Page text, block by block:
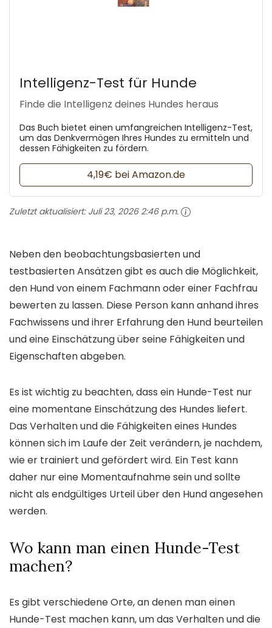
Intelligenz-Test für Hunde
Finde die Intelligenz deines Hundes heraus
Das Buch bietet einen umfangreichen Intelligenz-Test,
um das Denkvermögen Ihres Hundes zu ermitteln und
dessen Fähigkeiten zu fördern.
4,19€ bei Amazon.de
Zuletzt aktualisiert: Juli 23, 2026 2:46 p.m.
Neben den beobachtungsbasierten und
testbasierten Ansätzen gibt es auch die Möglichkeit,
den Hund von einem Fachmann oder einer Fachfrau
bewerten zu lassen. Diese Person kann anhand ihres
Fachwissens und ihrer Erfahrung den Hund beurteilen
und eine Einschätzung über seine Fähigkeiten und
Eigenschaften abgeben.
Es ist wichtig zu beachten, dass ein Hunde-Test nur
eine momentane Einschätzung des Hundes liefert.
Das Verhalten und die Fähigkeiten eines Hundes
können sich im Laufe der Zeit verändern, je nachdem,
wie er trainiert und gefördert wird. Ein Test kann
daher nur eine Momentaufnahme sein und sollte
nicht als endgültiges Urteil über den Hund angesehen
werden.
Wo kann man einen Hunde-Test
machen?
Es gibt verschiedene Orte, an denen man einen
Hunde-Test machen kann, um das Verhalten und die